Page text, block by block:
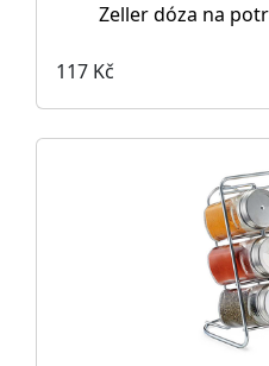
Zeller dóza na
117 Kč